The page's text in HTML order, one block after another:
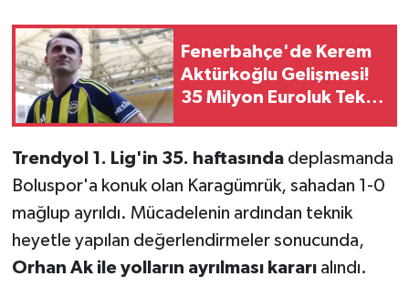
Fenerbahçe'de Kerem
Aktürkoğlu Gelişmesi!
35 Milyon Euroluk Teklif
Trendyol 1. Lig'in 35. haftasındadeplasmanda
Boluspor'a konuk olan Karagümrük, sahadan 1-0
mağlup ayrıldı. Mücadelenin ardından teknik
heyetle yapılan değerlendirmeler sonucunda,
Orhan Ak ile yolların ayrılması kararıalındı.